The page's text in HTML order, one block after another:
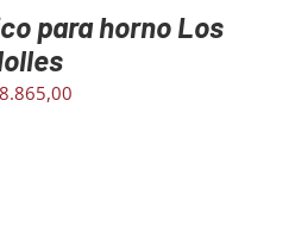
para horno Los